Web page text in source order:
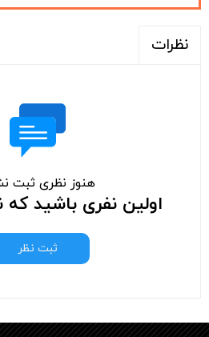
نظرات
هنوز نظری ثبت
اولین نفری باشید
ثبت نظر